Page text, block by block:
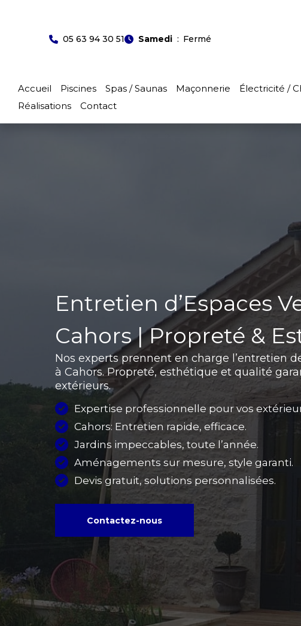
05 63 94 30 51 Samedi Fermé
Accueil Piscines Spas / Saunas Maçonnerie Électricité /
Réalisations
Contact
Entretien d’Espaces
Cahors | Propreté &
Nos experts prennent en charge l’entretien
à Cahors. Propreté, esthétique et qualité
extérieurs.
Expertise professionnelle pour vos
Cahors: Entretien rapide, efficace.
Jardins impeccables, toute l’année.
Aménagements sur mesure, style garanti.
Devis gratuit, solutions personnalisées.
Contactez-nous